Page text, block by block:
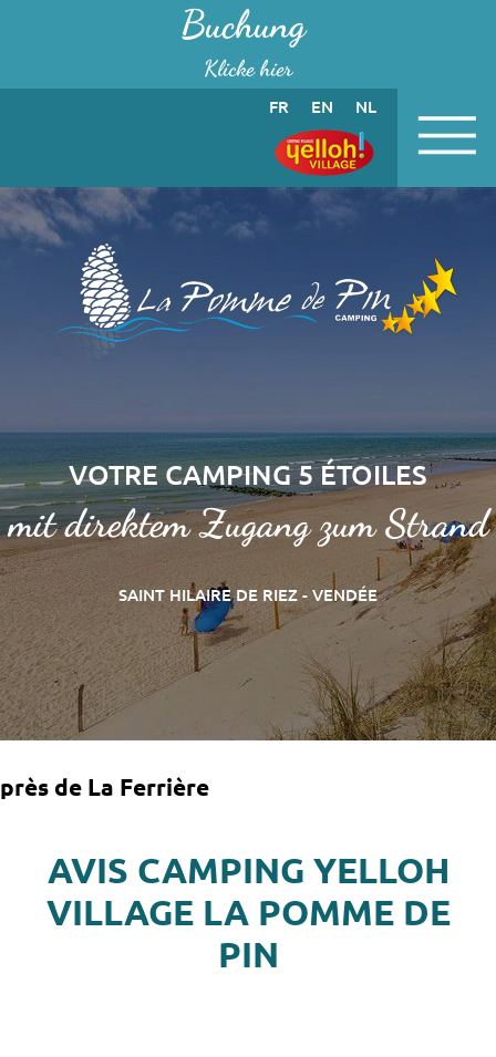
Buchung
Klicke hier
FR EN NL
VOTRE CAMPING 5 ÉTOILES
mit direktem Zugang zum Strand
SAINT HILAIRE DE RIEZ - VENDÉE
près de La Ferrière
AVIS CAMPING YELLOH
VILLAGE LA POMME DE
PIN